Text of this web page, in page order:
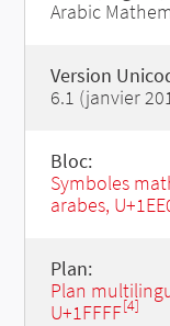
Arabic
Version
6.1 (janvier
Bloc:
Symboles
arabes,
Plan:
Plan
U+1FFFF[4]